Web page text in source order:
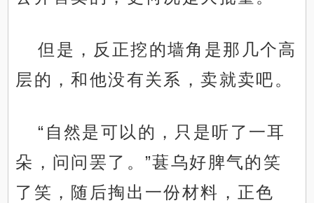
但是，反正挖的墙角是那几个高
层的，和他没有关系，卖就卖吧。
“自然是可以的，只是听了一耳
朵，问问罢了。”葚乌好脾气的笑
了笑，随后掏出一份材料，正色